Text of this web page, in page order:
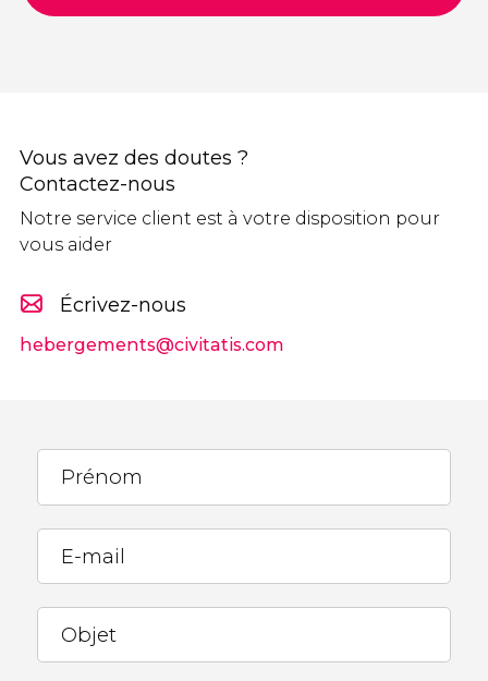
Vous avez des doutes ?
Contactez-nous
Notre service client est à votre disposition pour
vous aider
Écrivez-nous
hebergements@civitatis.com
Prénom
E-mail
Objet